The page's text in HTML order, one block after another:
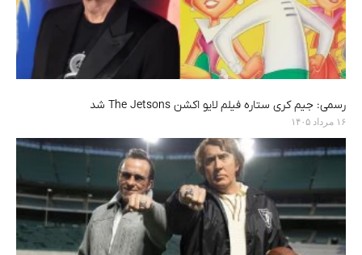
رسمی: جیم کری ستاره فیلم لایو اکشن The Jetsons شد
۱۶ مرداد ۱۴۰۵